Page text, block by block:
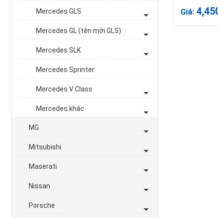
Mercedes GLS
Mercedes GL (tên mới GLS)
Mercedes SLK
Mercedes Sprinter
Mercedes V Class
Mercedes khác
MG
Mitsubishi
Maserati
Nissan
Porsche
Giá: